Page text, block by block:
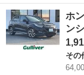
名： ホンダ ■ 車種
ＤＸ ４ＷＤ．５Ｍ
数： ...
広島 山県郡
ホ
ン
その